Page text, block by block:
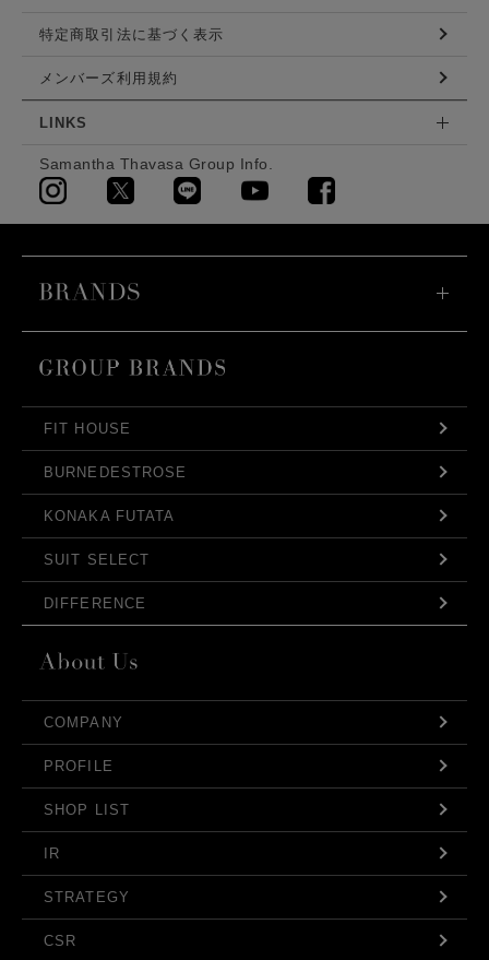
特定商取引法に基づく表示
メンバーズ利用規約
LINKS
Samantha Thavasa Group Info.
FIT HOUSE
BURNEDESTROSE
KONAKA FUTATA
SUIT SELECT
DIFFERENCE
COMPANY
PROFILE
SHOP LIST
IR
STRATEGY
CSR